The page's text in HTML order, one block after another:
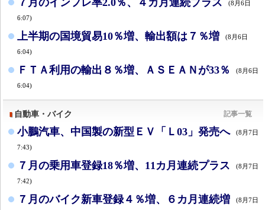
(8月6日
6:07)
上半期の国境貿易10％増、輸出額は７％増 (8月6日
6:04)
ＦＴＡ利用の輸出８％増、ＡＳＥＡＮが33％ (8月6日
6:04)
自動車・バイク 記事一覧
小鵬汽車、中国製の新型ＥＶ「Ｌ03」発売へ (8月7日
7:43)
７月の乗用車登録18％増、11カ月連続プラス (8月7日
7:42)
７月のバイク新車登録４％増、６カ月連続増 (8月7日